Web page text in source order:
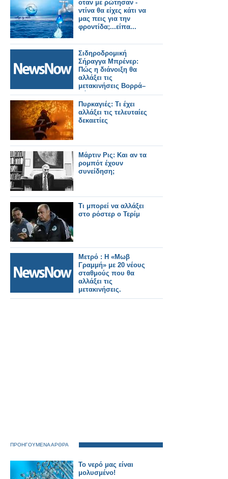
οταν με ρώτησαν -
ντίνα θα είχες κάτι να
μας πεις για την
φροντίδα;...είπα...
Σιδηροδρομική
Σήραγγα Μπρένερ:
Πώς η διάνοιξη θα
αλλάξει τις
μετακινήσεις Βορρά–
Νότου.
Πυρκαγιές: Τι έχει
αλλάξει τις τελευταίες
δεκαετίες
Μάρτιν Ρις: Και αν τα
ρομπότ έχουν
συνείδηση;
Τι μπορεί να αλλάξει
στο ρόστερ ο Τερίμ
Μετρό : Η «Μωβ
Γραμμή» με 20 νέους
σταθμούς που θα
αλλάξει τις
μετακινήσεις.
ΠΡΟΗΓΟΥΜΕΝΑ ΑΡΘΡΑ
Το νερό μας είναι
μολυσμένο!